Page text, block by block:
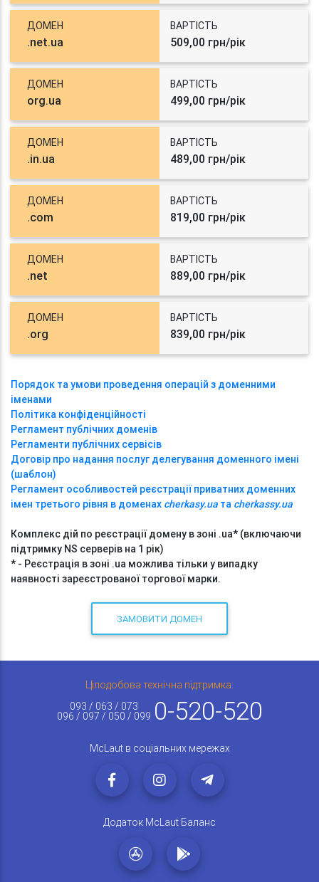
ДОМЕН
.net.ua
ВАРТІСТЬ
509,00 грн/рік
ДОМЕН
org.ua
ВАРТІСТЬ
499,00 грн/рік
ДОМЕН
.in.ua
ВАРТІСТЬ
489,00 грн/рік
ДОМЕН
.com
ВАРТІСТЬ
819,00 грн/рік
ДОМЕН
.net
ВАРТІСТЬ
889,00 грн/рік
ДОМЕН
.org
ВАРТІСТЬ
839,00 грн/рік
Порядок та умови проведення операцій з доменними
іменами
Політика конфіденційності
Регламент публічних доменів
Регламенти публічних сервісів
Договір про надання послуг делегування доменного імені
(шаблон)
Регламент особливостей реєстрації приватних доменних
імен третього рівня в доменах cherkasy.ua та cherkassy.ua
Комплекс дій по реєстрації домену в зоні .ua* (включаючи
підтримку NS серверів на 1 рік)
* - Реєстрація в зоні .ua можлива тільки у випадку
наявності зареєстрованої торгової марки.
ЗАМОВИТИ ДОМЕН
Цілодобова технічна підтримка:
093 / 063 / 073
096 / 097 / 050 / 099 0-520-520
McLaut в соціальних мережах
Додаток McLaut Баланс